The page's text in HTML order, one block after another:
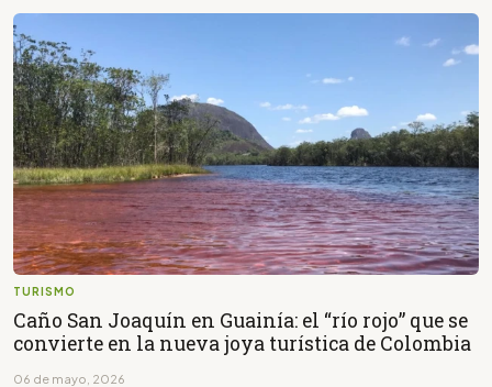
TURISMO
Caño San Joaquín en Guainía: el “río rojo” que se
convierte en la nueva joya turística de Colombia
06 de mayo, 2026
Amazonia Ecuatoriana
¿En que consiste la
tasa minera que rige en
Ecuador?